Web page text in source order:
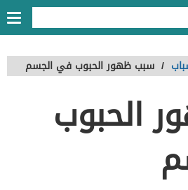
/ سبب ظهور الحبوب في الجسم
الحبوب